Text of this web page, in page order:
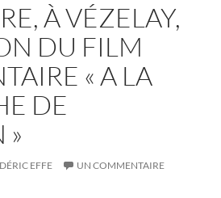
À VÉZELAY,
DU FILM
« A LA
DE
»
EFFE UN COMMENTAIRE